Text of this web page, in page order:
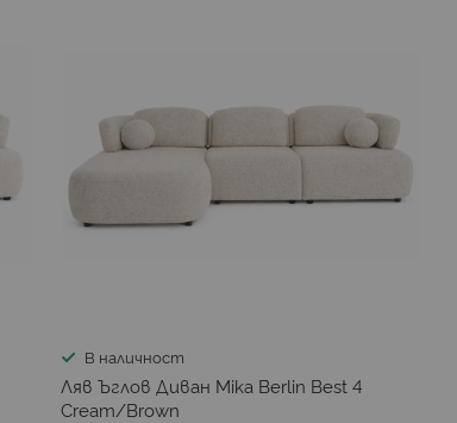
В наличност
Ляв Ъглов Диван Mika Berlin Best 4
Cream/Brown